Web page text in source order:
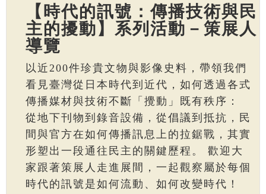
【時代的訊號：傳播技術與民
主的擾動】系列活動－策展人
導覽
以近200件珍貴文物與影像史料，帶領我們
看見臺灣從日本時代到近代，如何透過各式
傳播媒材與技術不斷「攪動」既有秩序：
從地下刊物到錄音設備，從倡議到抵抗，民
間與官方在如何傳播訊息上的拉鋸戰，其實
形塑出一段通往民主的關鍵歷程。 歡迎大
家跟著策展人走進展間，一起觀察屬於每個
時代的訊號是如何流動、如何改變時代！